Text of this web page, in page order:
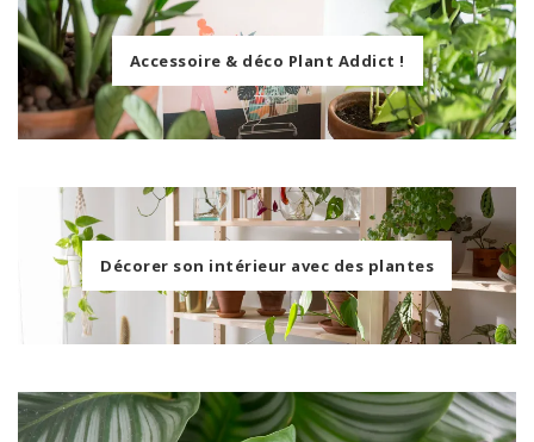
Accessoire & déco Plant Addict !
Décorer son intérieur avec des plantes